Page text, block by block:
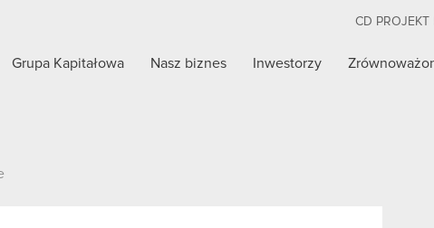
CD PROJEKT
Grupa Kapitałowa Nasz biznes Inwestorzy